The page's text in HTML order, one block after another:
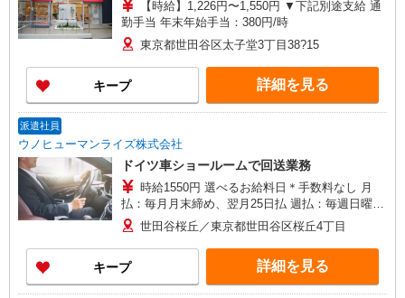
【時給】1,226円〜1,550円 ▼下記別途支給 通
勤手当 年末年始手当：380円/時
東京都世田谷区太子堂3丁目38?15
キープ 詳細を見る
派遣社員
ウノヒューマンライズ株式会社
ドイツ車ショールームで回送業務
時給1550円 選べるお給料日＊手数料なし 月
払：毎月月末締め、翌月25日払 週払：毎週日曜日
締め、翌週金曜日払
世田谷桜丘／東京都世田谷区桜丘4丁目
キープ 詳細を見る